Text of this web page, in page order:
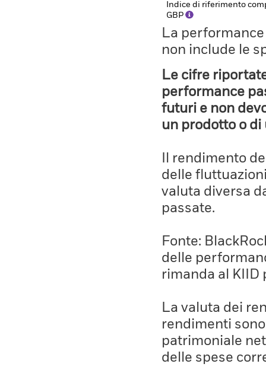
Indice di riferimento
GBP
La
non include le
Le cifre
performance
futuri e non
un prodotto o di
Il rendimento
delle
valuta diversa
passate.
Fonte:
delle
rimanda al KIID
La valuta dei
rendimenti
patrimoniale
delle spese